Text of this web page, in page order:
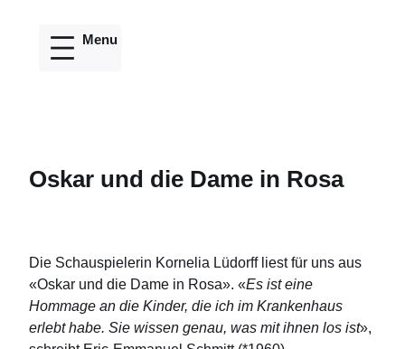
Oskar und die Dame in Rosa
Die Schauspielerin Kornelia Lüdorff liest für uns aus
«Oskar und die Dame in Rosa». «Es ist eine
Hommage an die Kinder, die ich im Krankenhaus
erlebt habe. Sie wissen genau, was mit ihnen los ist»,